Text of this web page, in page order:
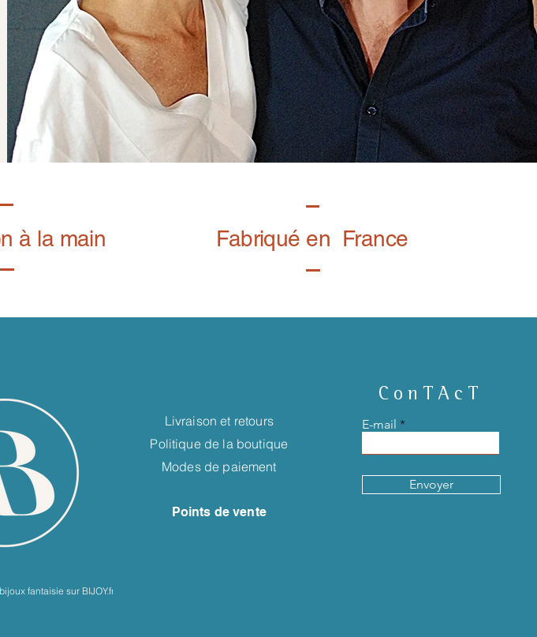
à la main Fabriqué en France
fantaisie sur BIJOY.fr
Livraison et retours
Politique de la boutique
Modes de paiement
Points de vente
ConTAcT
E-mail
Envoyer